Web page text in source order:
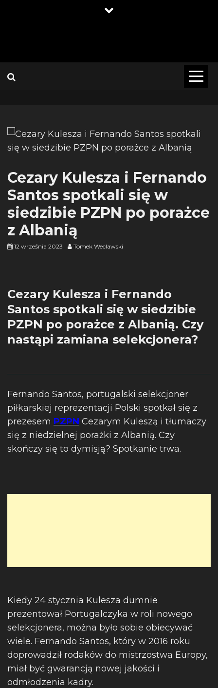
Cezary Kulesza i Fernando
Santos spotkali się w
siedzibie PZPN po porażce
z Albanią
12 września 2023 Tomek Weclawski
Cezary Kulesza i Fernando
Santos spotkali się w siedzibie
PZPN po porażce z Albanią. Czy
nastąpi zamiana selekcjonera?
Fernando Santos, portugalski selekcjoner
piłkarskiej reprezentacji Polski spotkał się z
prezesem PZPN Cezarym Kuleszą i tłumaczy
się z niedzielnej porażki z Albanią. Czy
skończy się to dymisją? Spotkanie trwa.
Kiedy 24 stycznia Kulesza dumnie
prezentował Portugalczyka w roli nowego
selekcjonera, można było sobie obiecywać
wiele. Fernando Santos, który w 2016 roku
doprowadził rodaków do mistrzostwa Europy,
miał być gwarancją nowej jakości i
odmłodzenia kadry.